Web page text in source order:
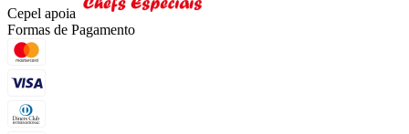
Cepel apoia
Formas de Pagamento